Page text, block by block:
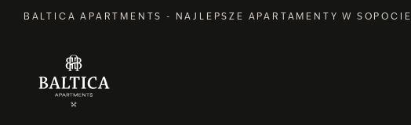
BALTICA APARTMENTS - NAJLEPSZE APARTAMENTY W SOPOCIE